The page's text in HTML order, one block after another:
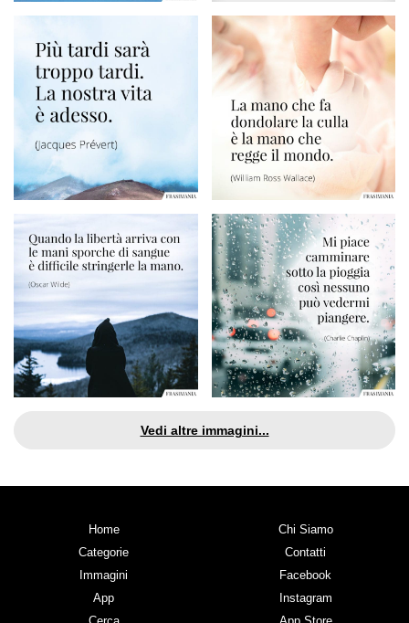
Vedi altre immagini...
Home
Categorie
Immagini
App
Chi Siamo
Contatti
Facebook
Instagram